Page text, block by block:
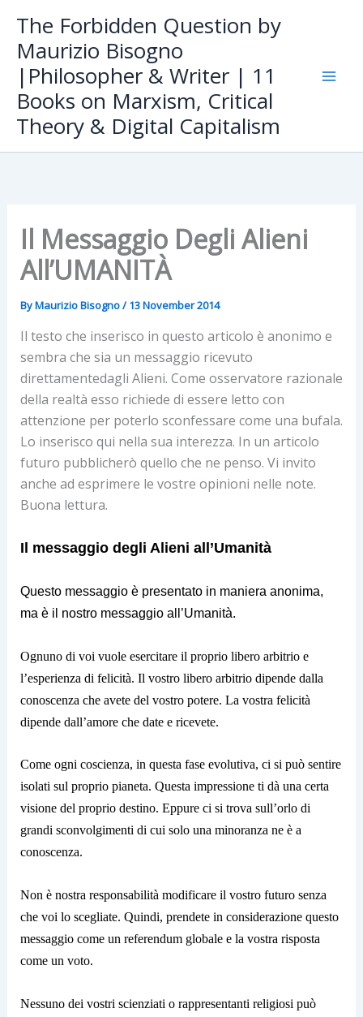
content
The Forbidden Question by
Maurizio Bisogno
|Philosopher & Writer | 11
Books on Marxism, Critical
Theory & Digital Capitalism
Il Messaggio Degli Alieni
All’UMANITÀ
ByMaurizio Bisogno/13 November 2014
Il testo che inserisco in questo articolo è anonimo e
sembra che sia un messaggio ricevuto
direttamentedagli Alieni. Come osservatore razionale
della realtà esso richiede di essere letto con
attenzione per poterlo sconfessare come una bufala.
Lo inserisco qui nella sua interezza. In un articolo
futuro pubblicherò quello che ne penso. Vi invito
anche ad esprimere le vostre opinioni nelle note.
Buona lettura.
Il messaggio degli Alieni all’Umanità
Questo messaggio è presentato in maniera anonima,
ma è il nostro messaggio all’Umanità.
Ognuno di voi vuole esercitare il proprio libero arbitrio e
l’esperienza di felicità. Il vostro libero arbitrio dipende dalla
conoscenza che avete del vostro potere. La vostra felicità
dipende dall’amore che date e ricevete.
Come ogni coscienza, in questa fase evolutiva, ci si può sentire
isolati sul proprio pianeta. Questa impressione ti dà una certa
visione del proprio destino. Eppure ci si trova sull’orlo di
grandi sconvolgimenti di cui solo una minoranza ne è a
conoscenza.
Non è nostra responsabilità modificare il vostro futuro senza
che voi lo scegliate. Quindi, prendete in considerazione questo
messaggio come un referendum globale e la vostra risposta
come un voto.
Nessuno dei vostri scienziati o rappresentanti religiosi può